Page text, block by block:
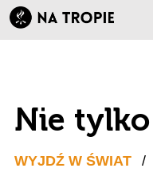
Nie
WYJDŹ W ŚWIAT /